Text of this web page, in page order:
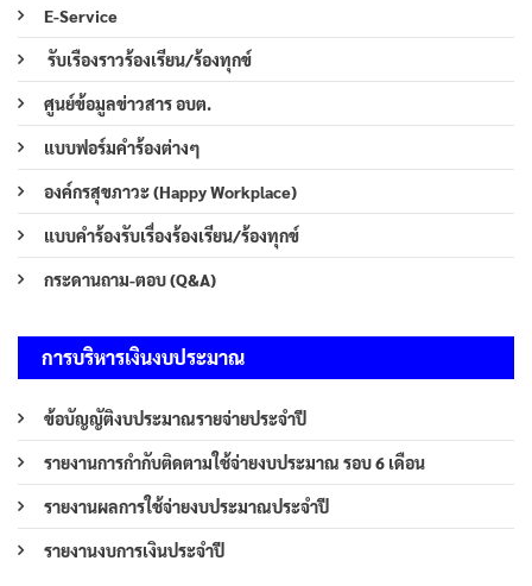
E-Service
รับเรืองราวร้องเรียน/ร้องทุกข์
ศูนย์ข้อมูลข่าวสาร อบต.
แบบฟอร์มคำร้องต่างๆ
องค์กรสุขภาวะ (Happy Workplace)
แบบคำร้องรับเรื่องร้องเรียน/ร้องทุกข์
กระดานถาม-ตอบ (Q&A)
การบริหารเงินงบประมาณ
ข้อบัญญัติงบประมาณรายจ่ายประจำปี
รายงานการกำกับติดตามใช้จ่ายงบประมาณ รอบ 6 เดือน
รายงานผลการใช้จ่ายงบประมาณประจำปี
รายงานงบการเงินประจำปี